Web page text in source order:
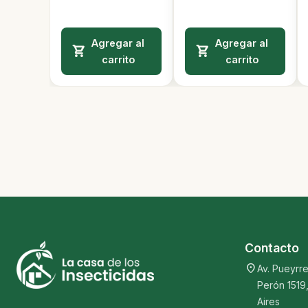
Agregar al
carrito
Agregar al
carrito
Contacto
location_onAv.
Perón
Aires